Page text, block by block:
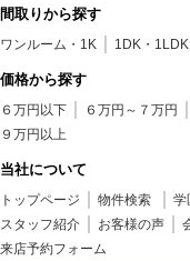
間取りから探す
ワンルーム・1K 1DK・1LDK
価格から探す
６万円以下 ６万円～７万円
９万円以上
当社について
トップページ 物件検索 学
スタッフ紹介
お客様の声
来店予約フォーム